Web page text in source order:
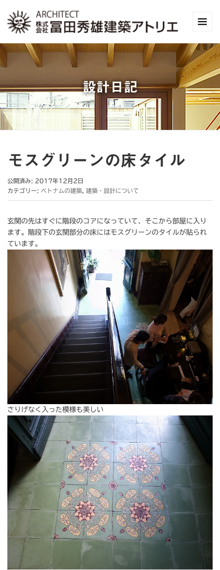
設計日記
モスグリーンの床タイル
公開済み: 2017年12月2日
カテゴリー: ベトナムの建築 建築・設計について
玄関の先はすぐに階段のコアになっていて、そこから部屋に入り
ます。階段下の玄関部分の床にはモスグリーンのタイルが貼られ
ています。
さりげなく入った模様も美しい